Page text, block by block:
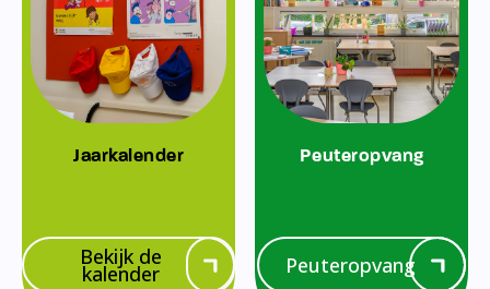
Jaarkalender
Bekijk de
kalender
Peuteropvang
Peuteropvang